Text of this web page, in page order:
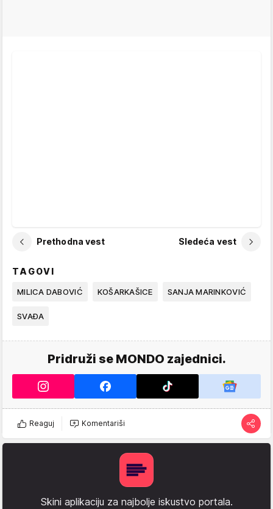
Prethodna vest Sledeća vest
TAGOVI
MILICA DABOVIĆ KOŠARKAŠICE SANJA MARINKOVIĆ
SVAĐA
Pridruži se MONDO zajednici.
Reaguj Komentariši
Skini aplikaciju za najbolje iskustvo portala.